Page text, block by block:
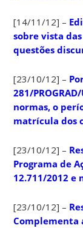
[14/11/12] –
sobre vista
questões
[23/10/12] –
281/
normas, o
matrícula dos
[23/10/12] –
Programa de
12.711/2012 e
[23/10/12] –
Complementa